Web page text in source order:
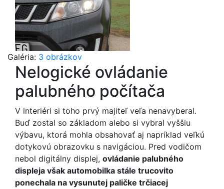
Galéria: 3 obrázkov
Nelogické ovládanie
palubného počítača
V interiéri si toho prvý majiteľ veľa nenavyberal.
Buď zostal so základom alebo si vybral vyššiu
výbavu, ktorá mohla obsahovať aj napríklad veľkú
dotykovú obrazovku s navigáciou. Pred vodičom
nebol digitálny displej, ovládanie palubného
displeja však automobilka stále trucovito
ponechala na vysunutej paličke trčiacej